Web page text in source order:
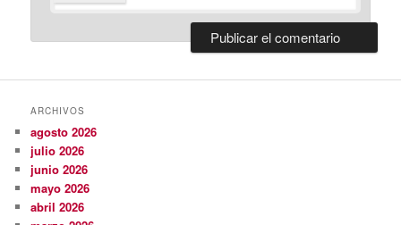
ARCHIVOS
agosto 2026
julio 2026
junio 2026
mayo 2026
abril 2026